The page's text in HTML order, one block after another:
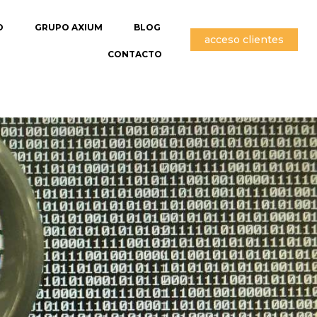
GRUPO AXIUM BLOG
CONTACTO
acceso clientes